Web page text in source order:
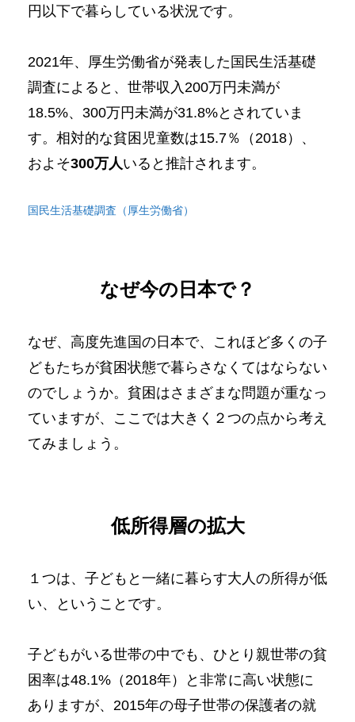
円以下で暮らしている状況です。
2021年、厚生労働省が発表した国民生活基礎
調査によると、世帯収入200万円未満が
18.5%、300万円未満が31.8%とされていま
す。相対的な貧困児童数は15.7％（2018）、
およそ300万人いると推計されます。
国民生活基礎調査（厚生労働省）
なぜ今の日本で？
なぜ、高度先進国の日本で、これほど多くの子
どもたちが貧困状態で暮らさなくてはならない
のでしょうか。貧困はさまざまな問題が重なっ
ていますが、ここでは大きく２つの点から考え
てみましょう。
低所得層の拡大
１つは、子どもと一緒に暮らす大人の所得が低
い、ということです。
子どもがいる世帯の中でも、ひとり親世帯の貧
困率は48.1%（2018年）と非常に高い状態に
ありますが、2015年の母子世帯の保護者の就